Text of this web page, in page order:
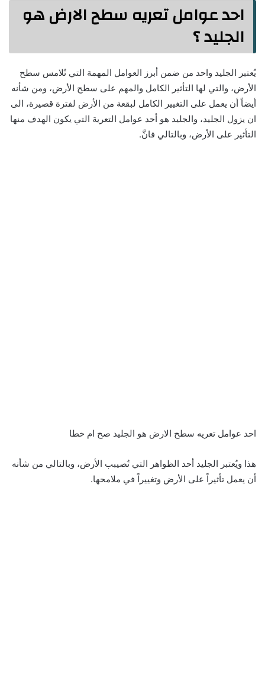
احد عوامل تعريه سطح الارض هو
الجليد ؟
يُعتبر الجليد واحد من ضمن أبرز العوامل المهمة التي تُلامس سطح
الأرض، والتي لها التأثير الكامل والمهم على سطح الأرض، ومن شأنه
أيضاً أن يعمل على التغيير الكامل لبقعة من الأرض لفترة قصيرة، الى
ان يزول الجليد، والجليد هو أحد عوامل التعرية التي يكون الهدف منها
التأثير على الأرض، وبالتالي فانَّ.
احد عوامل تعريه سطح الارض هو الجليد صح ام خطا
هذا ويُعتبر الجليد أحد الظواهر التي تُصيبب الأرض، وبالتالي من شأنه
أن يعمل تأثيراً على الأرض وتغييراً في ملامحها.